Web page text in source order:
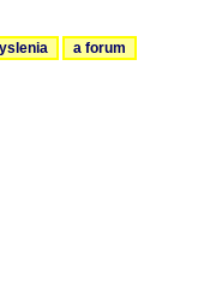
a forum